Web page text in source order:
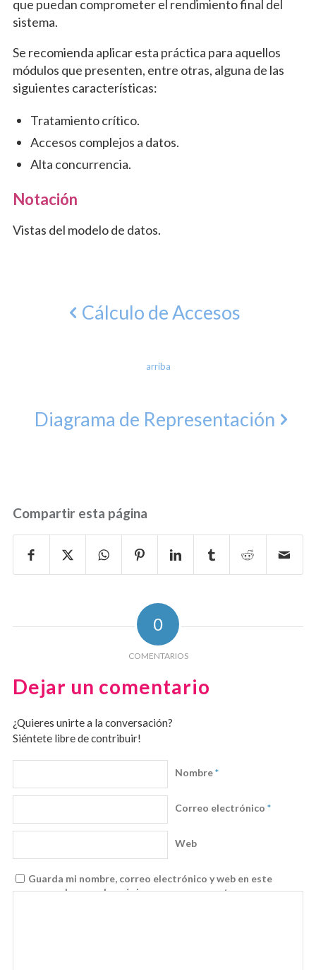
que puedan comprometer el rendimiento final del
sistema.
Se recomienda aplicar esta práctica para aquellos
módulos que presenten, entre otras, alguna de las
siguientes características:
Tratamiento crítico.
Accesos complejos a datos.
Alta concurrencia.
Notación
Vistas del modelo de datos.
Cálculo de Accesos
arriba
Diagrama de Representación
Compartir esta página
0
COMENTARIOS
Dejar un comentario
¿Quieres unirte a la conversación?
Siéntete libre de contribuir!
Nombre*
Correo electrónico *
Web
Guarda mi nombre, correo electrónico y web en este
navegador para la próxima vez que comente.